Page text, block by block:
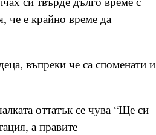
че е крайно време да
въпреки че са споменати и
оттатък се чува “Ще си
а правите